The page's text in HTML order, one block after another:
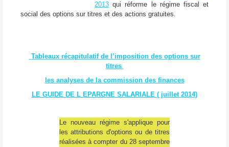
2013 qui réforme le régime fiscal et
social des options sur titres et des actions gratuites.
Tableaux récapitulatif de l’imposition des options sur
titres
les analyses de la commission des finances
LE GUIDE DE L EPARGNE SALARIALE ( juillet 2014)
Le nouveau régime s'applique pour
les attributions d'options ou de titres
réalisées à compter du 28 septembre